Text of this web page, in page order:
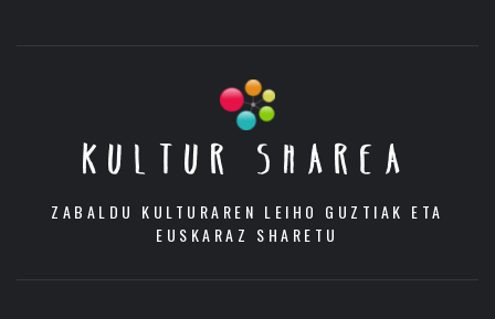
KULTUR SHAREA
ZABALDU KULTURAREN LEIHO GUZTIAK ETA
EUSKARAZ SHARETU